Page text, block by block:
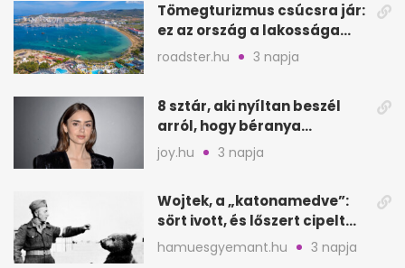
Tömegturizmus csúcsra jár:
ez az ország a lakossága
kétszeresét fogadja
roadster.hu 3 napja
8 sztár, aki nyíltan beszél
arról, hogy béranya
segítette a családalapítást
joy.hu 3 napja
Wojtek, a „katonamedve”:
sört ivott, és lőszert cipelt
Monte Cassinónál
hamuesgyemant.hu 3 napja